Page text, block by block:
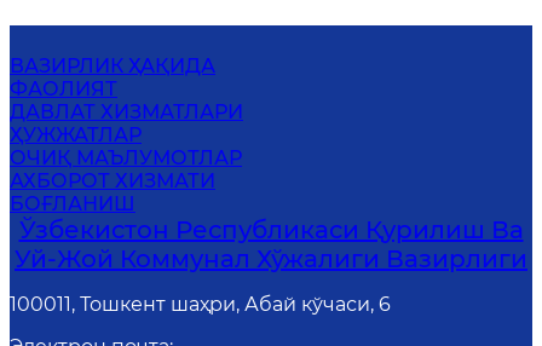
ВАЗИРЛИК ҲАҚИДА
ФАОЛИЯТ
ДАВЛАТ ХИЗМАТЛАРИ
ҲУЖЖАТЛАР
ОЧИҚ МАЪЛУМОТЛАР
АХБОРОТ ХИЗМАТИ
БОҒЛАНИШ
Ўзбекистон Республикаси Қурилиш Ва
Уй-Жой Коммунал Хўжалиги Вазирлиги
100011, Тошкент шаҳри, Абай кўчаси, 6